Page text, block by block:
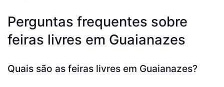
Perguntas frequentes sobre
feiras livres em Guaianazes
Quais são as feiras livres em Guaianazes?